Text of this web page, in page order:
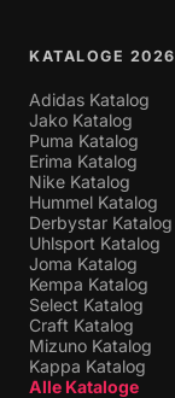
KATALOGE 2026
Adidas Katalog
Jako Katalog
Puma Katalog
Erima Katalog
Nike Katalog
Hummel Katalog
Derbystar Katalog
Uhlsport Katalog
Joma Katalog
Kempa Katalog
Select Katalog
Craft Katalog
Mizuno Katalog
Kappa Katalog
Alle Kataloge